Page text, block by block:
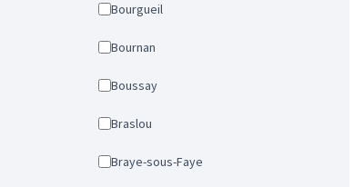
Bourgueil
Bournan
Boussay
Braslou
Braye-sous-Faye